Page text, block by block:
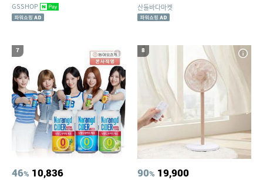
GSSHOP 산들바다마켓
7
46% 10,836
8
90% 19,900